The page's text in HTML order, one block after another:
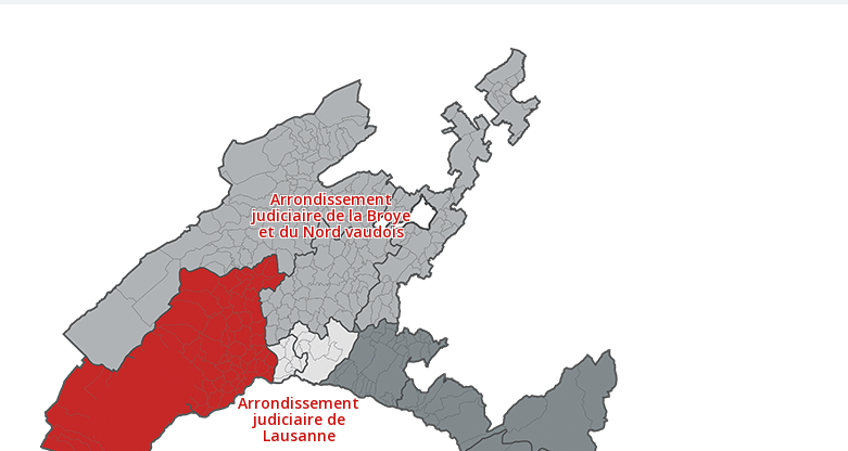
Arrondissement
judiciaire de la Broye
et du Nord vaudois
Arrondissement
judiciaire de
Lausanne